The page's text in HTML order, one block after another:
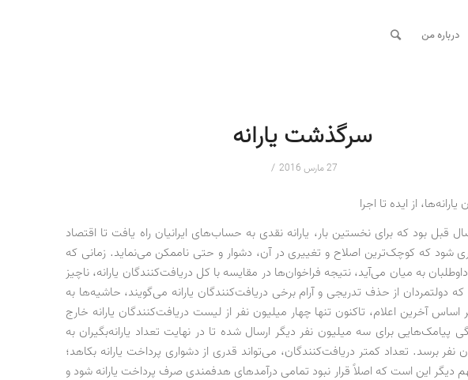
درباره من
سرگذشت یارانه
27 مارس 2016 /
از ایده تا اجرا
بود که برای نخستین بار، یارانه نقدی به حساب‌های ایرانیان راه یافت تا اقتصاد
شود که کوچک‌ترین اصلاح و تغییری در آن، دشوار و حتی ناممکن می‌نماید. زمانی که
به میان می‌آید، نتیجه فراخوان‌ها در مقایسه با کل دریافت‌کنندگان یارانه، ناچیز
دولتمردان از حذف تدریجی و آرام برخی دریافت‌کنندگان یارانه می‌گویند، حاشیه‌ها به
اساس آخرین اعلام، تاکنون تنها چهار میلیون نفر از لیست دریافت‌کنندگان یارانه خارج
پیامک‌هایی برای سه میلیون نفر دیگر ارسال شده تا در نهایت تعداد یارانه‌بگیران به
میلیون نفر برسد. تعداد کمتر دریافت‌کنندگان، می‌تواند قدری از دشواری پرداخت یارانه بکاهد؛
دیگر این است که اصلاً قرار نبود تمامی درآمدهای هدفمندی صرف پرداخت یارانه شود و